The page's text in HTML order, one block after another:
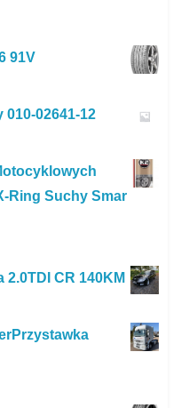
91V
010-02641-12
Ring Suchy Smar
CR 140KM